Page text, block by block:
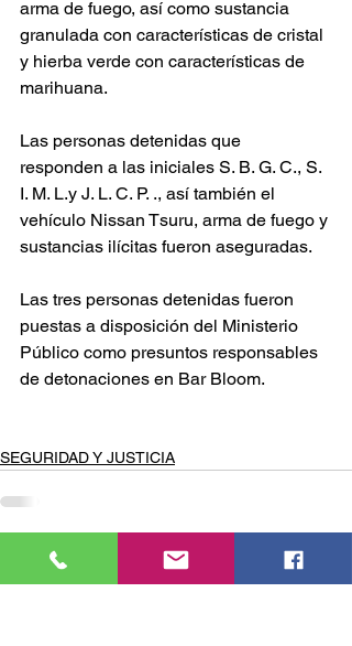
arma de fuego, así como sustancia
granulada con características de cristal
y hierba verde con características de
marihuana.
Las personas detenidas que
responden a las iniciales S. B. G. C., S.
I. M. L.y J. L. C. P. ., así también el
vehículo Nissan Tsuru, arma de fuego y
sustancias ilícitas fueron aseguradas.
Las tres personas detenidas fueron
puestas a disposición del Ministerio
Público como presuntos responsables
de detonaciones en Bar Bloom.
SEGURIDAD Y JUSTICIA